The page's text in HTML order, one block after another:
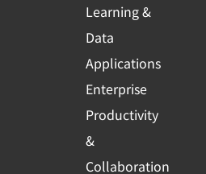
Learning &
Data
Applications
Enterprise
Productivity
&
Collaboration